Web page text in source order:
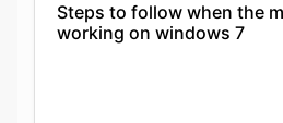
Steps to follow when the
working on windows 7